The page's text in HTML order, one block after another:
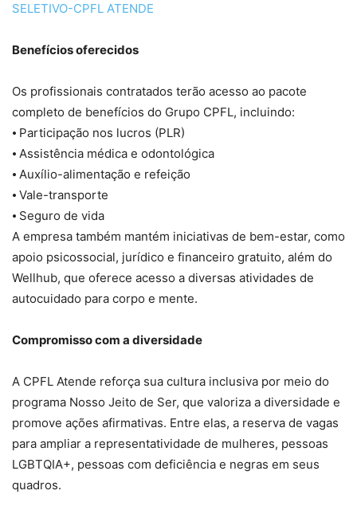
SELETIVO-CPFL ATENDE
Benefícios oferecidos
Os profissionais contratados terão acesso ao pacote
completo de benefícios do Grupo CPFL, incluindo:
⦁ Participação nos lucros (PLR)
⦁ Assistência médica e odontológica
⦁ Auxílio-alimentação e refeição
⦁ Vale-transporte
⦁ Seguro de vida
A empresa também mantém iniciativas de bem-estar, como
apoio psicossocial, jurídico e financeiro gratuito, além do
Wellhub, que oferece acesso a diversas atividades de
autocuidado para corpo e mente.
Compromisso com a diversidade
A CPFL Atende reforça sua cultura inclusiva por meio do
programa Nosso Jeito de Ser, que valoriza a diversidade e
promove ações afirmativas. Entre elas, a reserva de vagas
para ampliar a representatividade de mulheres, pessoas
LGBTQIA+, pessoas com deficiência e negras em seus
quadros.